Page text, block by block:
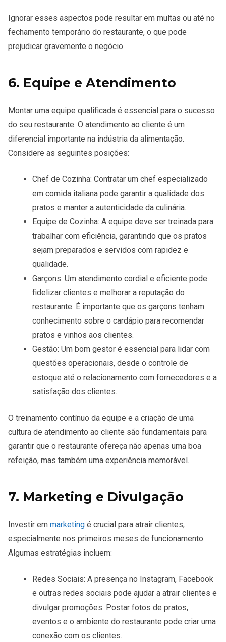
Ignorar esses aspectos pode resultar em multas ou até no
fechamento temporário do restaurante, o que pode
prejudicar gravemente o negócio.
6. Equipe e Atendimento
Montar uma equipe qualificada é essencial para o sucesso
do seu restaurante. O atendimento ao cliente é um
diferencial importante na indústria da alimentação.
Considere as seguintes posições:
Chef de Cozinha: Contratar um chef especializado
em comida italiana pode garantir a qualidade dos
pratos e manter a autenticidade da culinária.
Equipe de Cozinha: A equipe deve ser treinada para
trabalhar com eficiência, garantindo que os pratos
sejam preparados e servidos com rapidez e
qualidade.
Garçons: Um atendimento cordial e eficiente pode
fidelizar clientes e melhorar a reputação do
restaurante. É importante que os garçons tenham
conhecimento sobre o cardápio para recomendar
pratos e vinhos aos clientes.
Gestão: Um bom gestor é essencial para lidar com
questões operacionais, desde o controle de
estoque até o relacionamento com fornecedores e a
satisfação dos clientes.
O treinamento contínuo da equipe e a criação de uma
cultura de atendimento ao cliente são fundamentais para
garantir que o restaurante ofereça não apenas uma boa
refeição, mas também uma experiência memorável.
7. Marketing e Divulgação
Investir em marketing é crucial para atrair clientes,
especialmente nos primeiros meses de funcionamento.
Algumas estratégias incluem:
Redes Sociais: A presença no Instagram, Facebook
e outras redes sociais pode ajudar a atrair clientes e
divulgar promoções. Postar fotos de pratos,
eventos e o ambiente do restaurante pode criar uma
conexão com os clientes.